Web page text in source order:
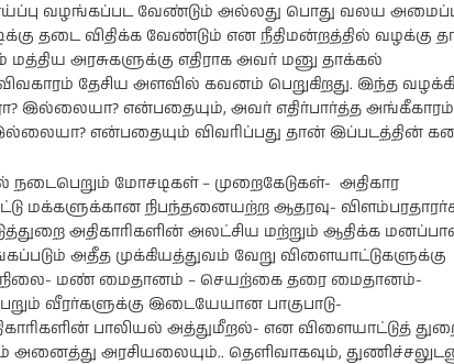
வழங்கப்பட வேண்டும் அல்லது பொது வலய
தடை விதிக்க வேண்டும் என நீதிமன்றத்தில் வழக்கு
மத்திய அரசுகளுக்கு எதிராக அவர் மனு தாக்கல்
தேசிய அளவில் கவனம் பெறுகிறது. இந்த
இல்லையா? என்பதையும், அவர் எதிர்பார்த்த அங்கீகாரம்
என்பதையும் விவரிப்பது தான் இப்படத்தின்
நடைபெறும் மோசடிகள் – முறைகேடுகள்- அதிகார
மக்களுக்கான நிபந்தனையற்ற ஆதரவு-
அதிகாரிகளின் அலட்சிய மற்றும் ஆதிக்க
அதீத முக்கியத்துவம் வேறு விளையாட்டுகளுக்கு
நிலை- மண் மைதானம் – செயற்கை தரை மைதானம்-
வீரர்களுக்கு இடையேயான பாகுபாடு-
பாலியல் அத்துமீறல்- என விளையாட்டுத்
அனைத்து அரசியலையும்.. தெளிவாகவும்,